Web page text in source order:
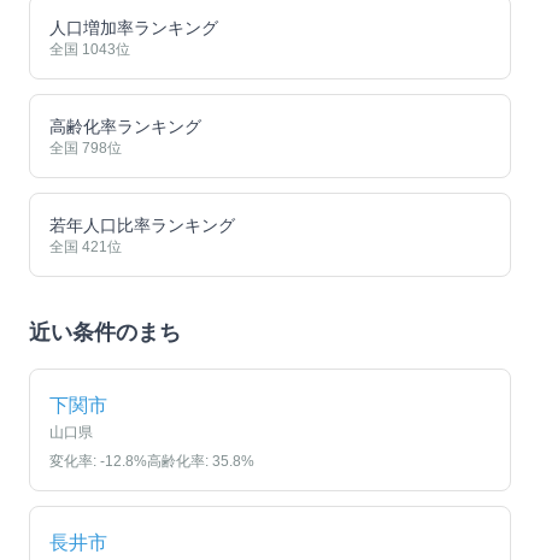
人口増加率ランキング
全国 1043位
高齢化率ランキング
全国 798位
若年人口比率ランキング
全国 421位
近い条件のまち
下関市
山口県
変化率: -12.8%高齢化率: 35.8%
長井市